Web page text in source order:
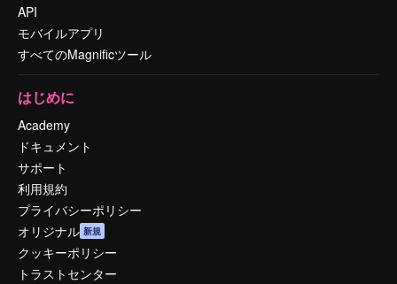
API
モバイルアプリ
すべてのMagnificツール
はじめに
Academy
ドキュメント
サポート
利用規約
プライバシーポリシー
オリジナル 新規
クッキーポリシー
トラストセンター